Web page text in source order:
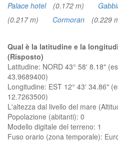
Palace hotel
(0.172 m)
(0.217 m)
Cormoran (0.229
Qual è la latitudine e la
(Risposto)
Latitudine: NORD 43° 58' 8.18"
43.9689400)
Longitudine: EST 12° 43' 34.86"
12.7263500)
L'altezza dal livello del mare
Popolazione (abitanti): 0
Modello digitale del terreno: 1
Fuso orario (zona temporale):